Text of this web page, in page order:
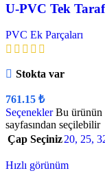
U-PVC Tek
PVC Ek Parçaları
Stokta var
761.15 ₺
Seçenekler Bu ürünün
sayfasından seçilebilir
Çap Seçiniz20, 25,
Hızlı görünüm